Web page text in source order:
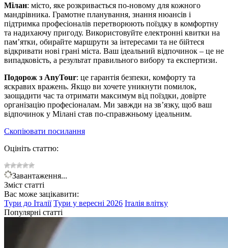
Мілан: місто, яке розкривається по-новому для кожного
мандрівника. Грамотне планування, знання нюансів і
підтримка професіоналів перетворюють поїздку в комфортну
та надихаючу пригоду. Використовуйте електронні квитки на
пам’ятки, обирайте маршрути за інтересами та не бійтеся
відкривати нові грані міста. Ваш ідеальний відпочинок – це не
випадковість, а результат правильного вибору та експертизи.
Подорож з AnyTour: це гарантія безпеки, комфорту та
яскравих вражень. Якщо ви хочете уникнути помилок,
заощадити час та отримати максимум від поїздки, довірте
організацію професіоналам. Ми завжди на зв’язку, щоб ваш
відпочинок у Мілані став по-справжньому ідеальним.
Скопіювати посилання
Оцініть статтю:
Завантаження...
Зміст статті
Вас може зацікавити:
Тури до Італії Тури у вересні 2026 Італія влітку
Популярні статті